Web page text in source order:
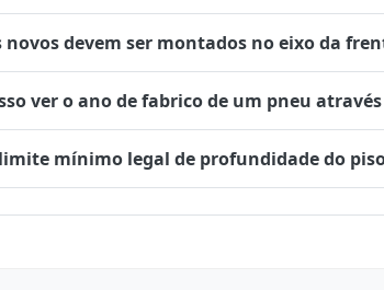
novos devem ser montados no eixo da
ver o ano de fabrico de um pneu
mínimo legal de profundidade do